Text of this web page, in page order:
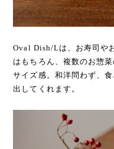
Oval Dish/Lは、お寿司や
はもちろん、複数のお惣
サイズ感。和洋問わず、
出してくれます。